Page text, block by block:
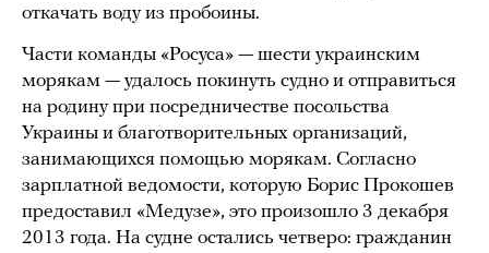
откачать воду из пробоины.
Части команды «Росуса» — шести украинским
морякам — удалось покинуть судно и отправиться
на родину при посредничестве посольства
Украины и благотворительных организаций,
занимающихся помощью морякам. Согласно
зарплатной ведомости, которую Борис Прокошев
предоставил «Медузе», это произошло 3 декабря
2013 года. На судне остались четверо: гражданин